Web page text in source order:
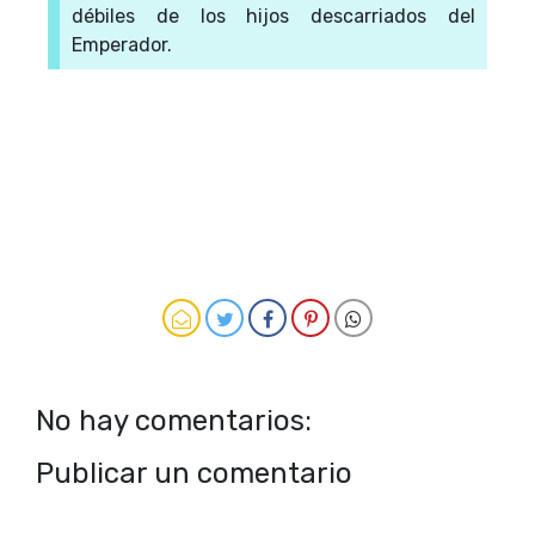
débiles de los hijos descarriados del
Emperador.
No hay comentarios:
Publicar un comentario